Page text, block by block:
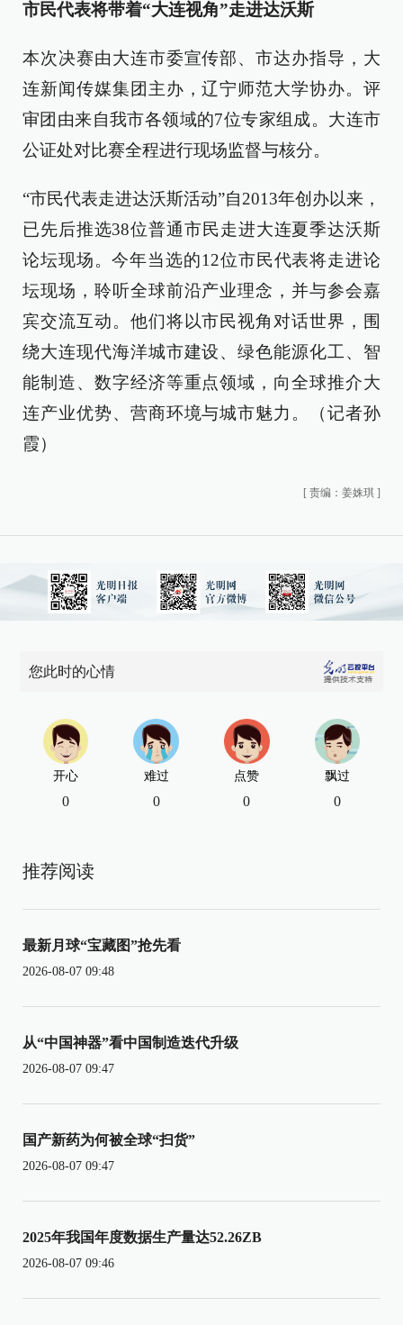
市民代表将带着“大连视角”走进达沃斯
本次决赛由大连市委宣传部、市达办指导，大
连新闻传媒集团主办，辽宁师范大学协办。评
审团由来自我市各领域的7位专家组成。大连市
公证处对比赛全程进行现场监督与核分。
“市民代表走进达沃斯活动”自2013年创办以来，
已先后推选38位普通市民走进大连夏季达沃斯
论坛现场。今年当选的12位市民代表将走进论
坛现场，聆听全球前沿产业理念，并与参会嘉
宾交流互动。他们将以市民视角对话世界，围
绕大连现代海洋城市建设、绿色能源化工、智
能制造、数字经济等重点领域，向全球推介大
连产业优势、营商环境与城市魅力。（记者孙
霞）
[ 责编：姜姝琪 ]
您此时的心情
开心
0
难过
0
点赞
0
飘过
0
推荐阅读
最新月球“宝藏图”抢先看
2026-08-07 09:48
从“中国神器”看中国制造迭代升级
2026-08-07 09:47
国产新药为何被全球“扫货”
2026-08-07 09:47
2025年我国年度数据生产量达52.26ZB
2026-08-07 09:46